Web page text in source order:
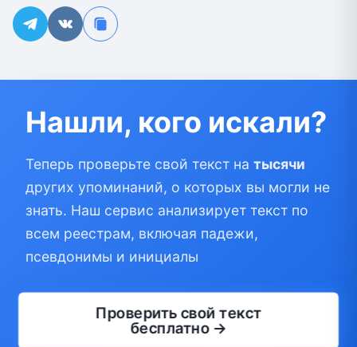
Нашли, кого искали?
Теперь проверьте свой текст на тысячи
других упоминаний, о которых вы могли не
знать. Наш сервис анализирует текст по
всем реестрам, включая падежи,
псевдонимы и инициалы
Проверить свой текст
бесплатно →